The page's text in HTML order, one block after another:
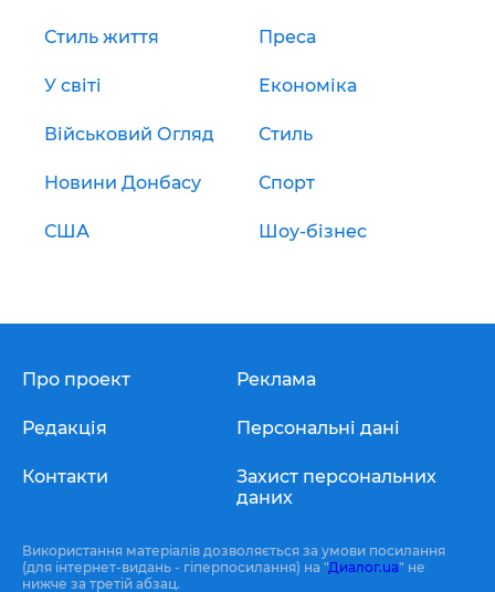
Стиль життя Преса
У світі Економіка
Військовий Огляд Стиль
Новини Донбасу Спорт
США Шоу-бізнес
Про проект
Редакція
Контакти
Реклама
Персональні дані
Захист персональних
даних
Використання матеріалів дозволяється за умови посилання
(для інтернет-видань - гіперпосилання) на "Диалог.ua" не
нижче за третій абзац.